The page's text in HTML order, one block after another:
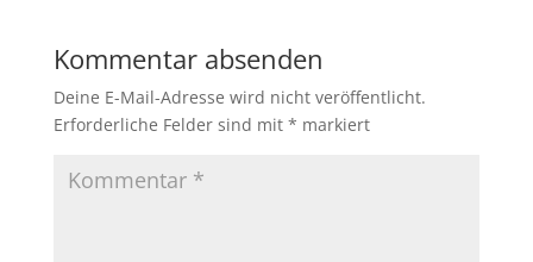
Kommentar absenden
Deine E-Mail-Adresse wird nicht veröffentlicht.
Erforderliche Felder sind mit * markiert